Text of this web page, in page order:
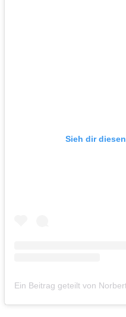
Sieh dir
Ein Beitrag geteilt von